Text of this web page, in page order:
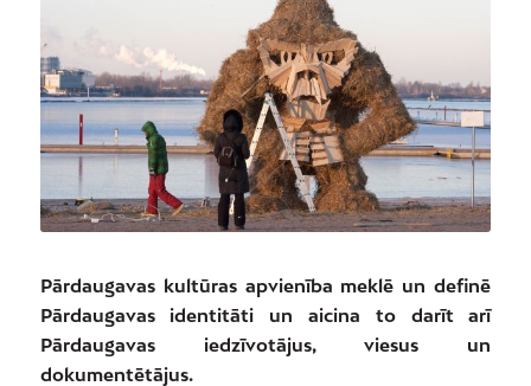
Pārdaugavas kultūras apvienība meklē un definē
Pārdaugavas identitāti un aicina to darīt arī
Pārdaugavas iedzīvotājus, viesus un
dokumentētājus.